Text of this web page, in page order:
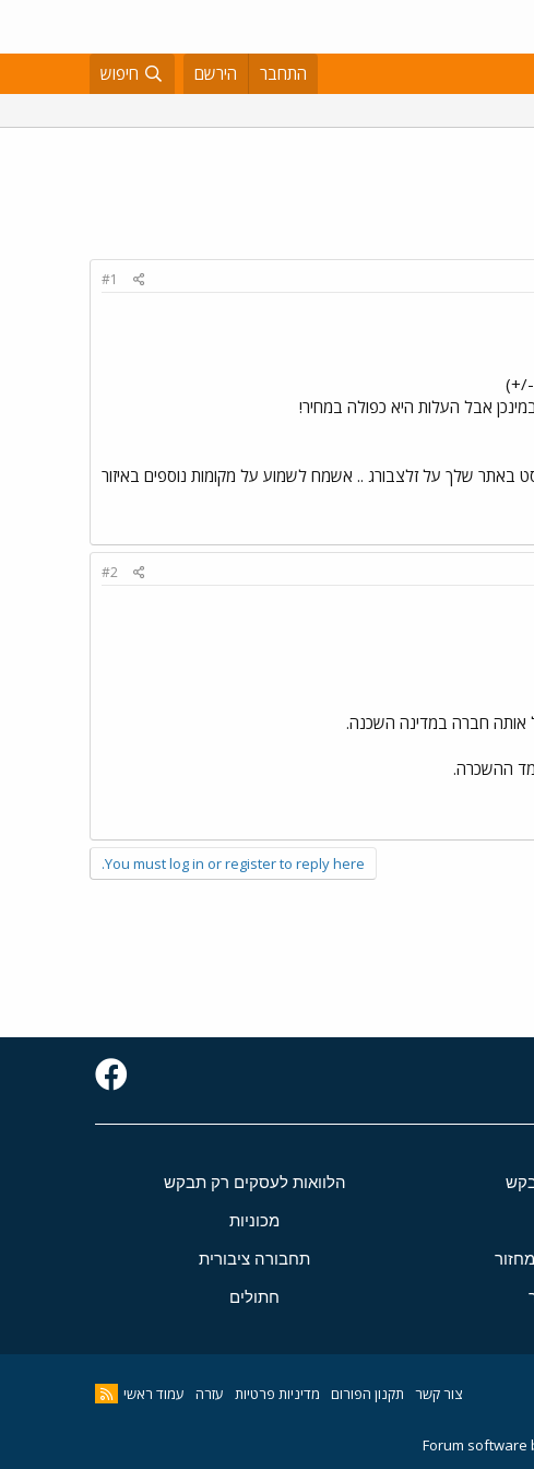
התחבר הירשם חיפוש
#1
אבל העלות היא כפולה במחיר!
שלך על זלצבורג .. אשמח לשמוע על מקומות נוספים באיזור
#2
אותה חברה במדינה השכנה.
ההשכרה.
You must log in or register to reply here.
הלוואות לעסקים רק תבקש
מכוניות
תחבורה ציבורית
חתולים
צור קשר תקנון הפורום מדיניות פרטיות עזרה עמוד ראשי
Forum software